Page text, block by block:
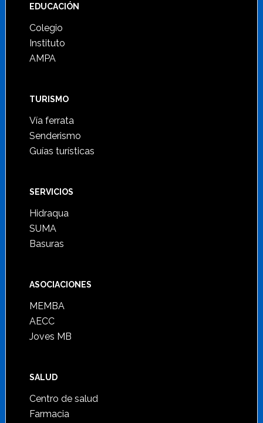
Footer
EDUCACIÓN
Colegio
Instituto
AMPA
TURISMO
Vía ferrata
Senderismo
Guías turísticas
SERVICIOS
Hidraqua
SUMA
Basuras
ASOCIACIONES
MEMBA
AECC
Joves MB
SALUD
Centro de salud
Farmacia